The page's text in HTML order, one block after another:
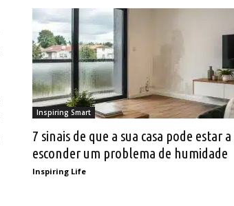
Inspiring Smart
7 sinais de que a sua casa pode estar a
esconder um problema de humidade
Inspiring Life